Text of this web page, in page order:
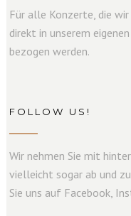
Für alle Konzerte, die
direkt in unserem eigenen
bezogen werden.
FOLLOW US!
Wir nehmen Sie mit
vielleicht sogar ab und
Sie uns auf Facebook,